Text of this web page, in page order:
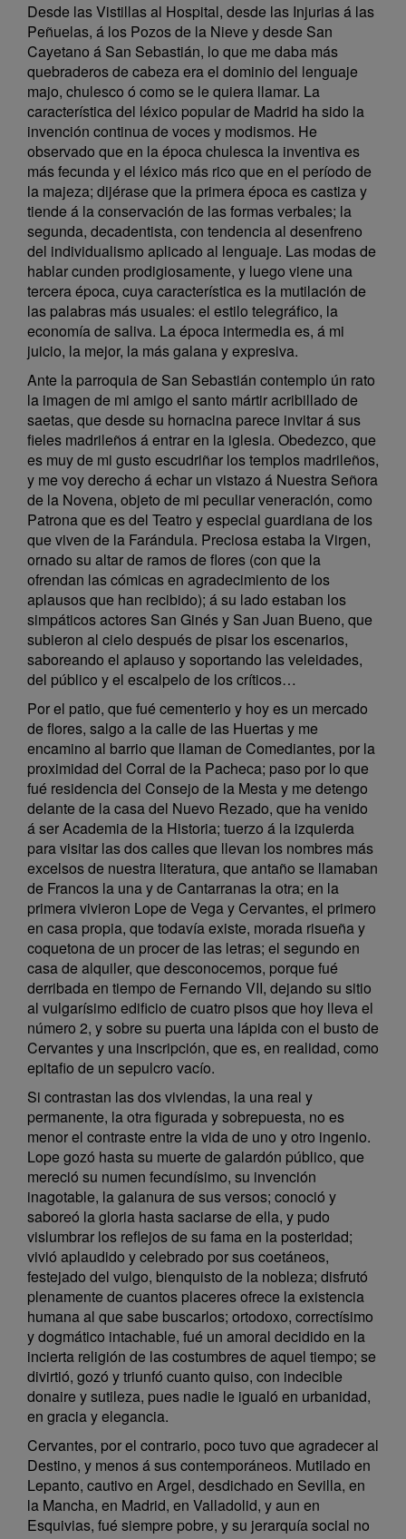
Desde las Vistillas al Hospital, desde las Injurias á las
Peñuelas, á los Pozos de la Nieve y desde San
Cayetano á San Sebastián, lo que me daba más
quebraderos de cabeza era el dominio del lenguaje
majo, chulesco ó como se le quiera llamar. La
característica del léxico popular de Madrid ha sido la
invención continua de voces y modismos. He
observado que en la época chulesca la inventiva es
más fecunda y el léxico más rico que en el período de
la majeza; dijérase que la primera época es castiza y
tiende á la conservación de las formas verbales; la
segunda, decadentista, con tendencia al desenfreno
del individualismo aplicado al lenguaje. Las modas de
hablar cunden prodigiosamente, y luego viene una
tercera época, cuya característica es la mutilación de
las palabras más usuales: el estilo telegráfico, la
economía de saliva. La época intermedia es, á mi
juicio, la mejor, la más galana y expresiva.
Ante la parroquia de San Sebastián contemplo ún rato
la imagen de mi amigo el santo mártir acribillado de
saetas, que desde su hornacina parece invitar á sus
fieles madrileños á entrar en la iglesia. Obedezco, que
es muy de mi gusto escudriñar los templos madrileños,
y me voy derecho á echar un vistazo á Nuestra Señora
de la Novena, objeto de mi peculiar veneración, como
Patrona que es del Teatro y especial guardiana de los
que viven de la Farándula. Preciosa estaba la Virgen,
ornado su altar de ramos de flores (con que la
ofrendan las cómicas en agradecimiento de los
aplausos que han recibido); á su lado estaban los
simpáticos actores San Ginés y San Juan Bueno, que
subieron al cielo después de pisar los escenarios,
saboreando el aplauso y soportando las veleidades,
del público y el escalpelo de los críticos…
Por el patio, que fué cementerio y hoy es un mercado
de flores, salgo a la calle de las Huertas y me
encamino al barrio que llaman de Comediantes, por la
proximidad del Corral de la Pacheca; paso por lo que
fué residencia del Consejo de la Mesta y me detengo
delante de la casa del Nuevo Rezado, que ha venido
á ser Academia de la Historia; tuerzo á la izquierda
para visitar las dos calles que llevan los nombres más
excelsos de nuestra literatura, que antaño se llamaban
de Francos la una y de Cantarranas la otra; en la
primera vivieron Lope de Vega y Cervantes, el primero
en casa propia, que todavía existe, morada risueña y
coquetona de un procer de las letras; el segundo en
casa de alquiler, que desconocemos, porque fué
derribada en tiempo de Fernando VII, dejando su sitio
al vulgarísimo edificio de cuatro pisos que hoy lleva el
número 2, y sobre su puerta una lápida con el busto de
Cervantes y una inscripción, que es, en realidad, como
epitafio de un sepulcro vacío.
Si contrastan las dos viviendas, la una real y
permanente, la otra figurada y sobrepuesta, no es
menor el contraste entre la vida de uno y otro ingenio.
Lope gozó hasta su muerte de galardón público, que
mereció su numen fecundísimo, su invención
inagotable, la galanura de sus versos; conoció y
saboreó la gloria hasta saciarse de ella, y pudo
vislumbrar los reflejos de su fama en la posteridad;
vivió aplaudido y celebrado por sus coetáneos,
festejado del vulgo, bienquisto de la nobleza; disfrutó
plenamente de cuantos placeres ofrece la existencia
humana al que sabe buscarlos; ortodoxo, correctísimo
y dogmático intachable, fué un amoral decidido en la
incierta religión de las costumbres de aquel tiempo; se
divirtió, gozó y triunfó cuanto quiso, con indecible
donaire y sutileza, pues nadie le igualó en urbanidad,
en gracia y elegancia.
Cervantes, por el contrario, poco tuvo que agradecer al
Destino, y menos á sus contemporáneos. Mutilado en
Lepanto, cautivo en Argel, desdichado en Sevilla, en
la Mancha, en Madrid, en Valladolid, y aun en
Esquivias, fué siempre pobre, y su jerarquía social no